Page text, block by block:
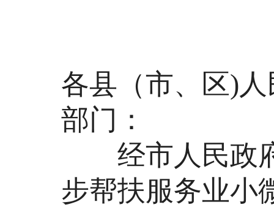
各县（市、区)
部门：
经市人民政府
步帮扶服务业小